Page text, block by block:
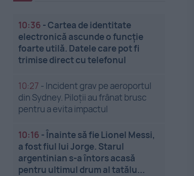
10:36 -Cartea de identitate
electronică ascunde o funcție
foarte utilă. Datele care pot fi
trimise direct cu telefonul
10:27 - Incident grav pe aeroportul
din Sydney. Piloții au frânat brusc
pentru a evita impactul
10:16 -Înainte să fie Lionel Messi,
a fost fiul lui Jorge. Starul
argentinian s-a întors acasă
pentru ultimul drum al tatălu...